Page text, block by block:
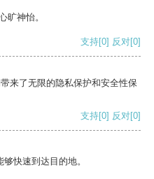
旷神怡。
支持[0] 反对[0]
来了无限的隐私保护和安全性保
支持[0] 反对[0]
快速到达目的地。